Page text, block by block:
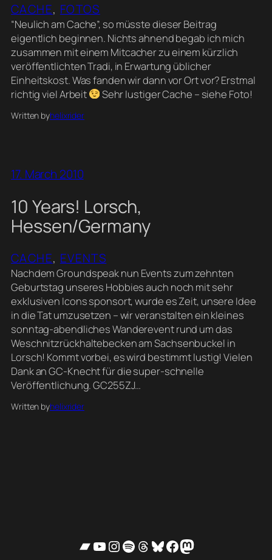
CACHE, FOTOS
“Neulich am Cache”, so müsste dieser Beitrag
eigentlich beginnen. Nichts ahnend begab ich mich
zusammen mit einem Mitcacher zu einem kürzlich
veröffentlichten Tradi, in Erwartung üblicher
Einheitskost. Was fanden wir dann vor Ort vor? Erstmal
richtig viel Arbeit
Sehr lustiger Cache – siehe Foto!
Written byhelixrider
17. March 2010
10 Years! Lorsch,
Hessen/Germany
CACHE, EVENTS
Nachdem Groundspeak nun Events zum zehnten
Geburtstag unseres Hobbies auch noch mit sehr
exklusiven Icons sponsort, wurde es Zeit, unsere Idee
in die Tat umzusetzen – wir veranstalten ein kleines
sonntag-abendliches Wanderevent rund um das
Weschnitzrückhaltebecken am Sachsenbuckel in
Lorsch! Kommt vorbei, es wird bestimmt lustig! Vielen
Dank an GC-Knecht für die super-schnelle
Veröffentlichung. GC255ZJ…
Written byhelixrider
Bandcamp
YouTube
Instagram
Spotify
Threads
Bluesky
Facebook
Mastodon